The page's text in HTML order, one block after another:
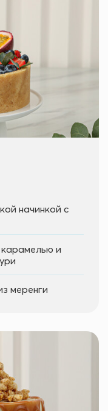
начинкой с
карамелью и
меренги